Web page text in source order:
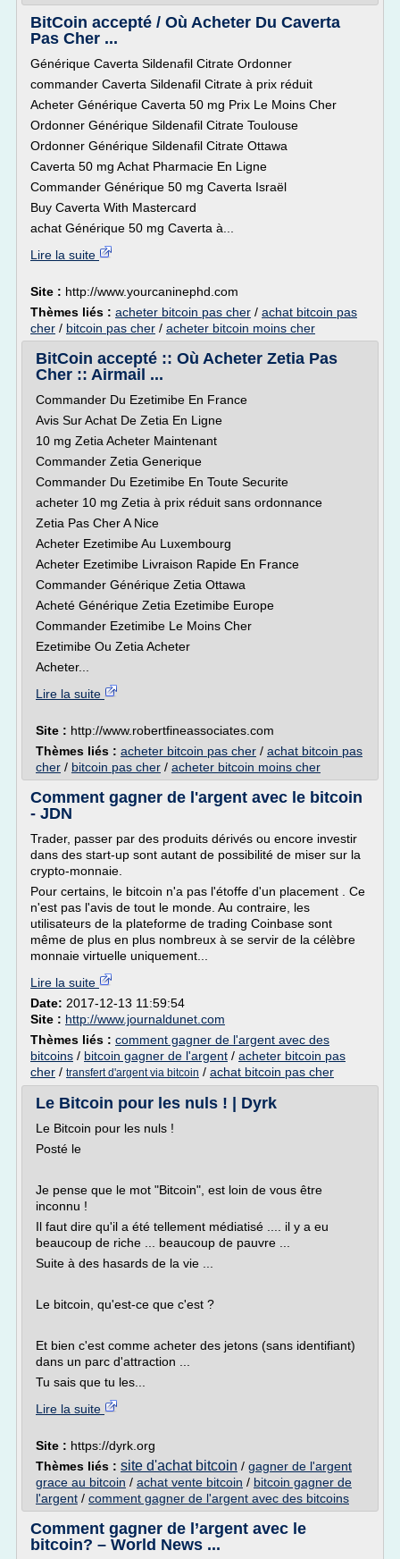
BitCoin accepté / Où Acheter Du Caverta
Pas Cher ...
Générique Caverta Sildenafil Citrate Ordonner
commander Caverta Sildenafil Citrate à prix réduit
Acheter Générique Caverta 50 mg Prix Le Moins Cher
Ordonner Générique Sildenafil Citrate Toulouse
Ordonner Générique Sildenafil Citrate Ottawa
Caverta 50 mg Achat Pharmacie En Ligne
Commander Générique 50 mg Caverta Israël
Buy Caverta With Mastercard
achat Générique 50 mg Caverta à...
Lire la suite
Site : http://www.yourcaninephd.com
Thèmes liés : acheter bitcoin pas cher / achat bitcoin pas
cher / bitcoin pas cher / acheter bitcoin moins cher
BitCoin accepté :: Où Acheter Zetia Pas
Cher :: Airmail ...
Commander Du Ezetimibe En France
Avis Sur Achat De Zetia En Ligne
10 mg Zetia Acheter Maintenant
Commander Zetia Generique
Commander Du Ezetimibe En Toute Securite
acheter 10 mg Zetia à prix réduit sans ordonnance
Zetia Pas Cher A Nice
Acheter Ezetimibe Au Luxembourg
Acheter Ezetimibe Livraison Rapide En France
Commander Générique Zetia Ottawa
Acheté Générique Zetia Ezetimibe Europe
Commander Ezetimibe Le Moins Cher
Ezetimibe Ou Zetia Acheter
Acheter...
Lire la suite
Site : http://www.robertfineassociates.com
Thèmes liés : acheter bitcoin pas cher / achat bitcoin pas
cher / bitcoin pas cher / acheter bitcoin moins cher
Comment gagner de l'argent avec le bitcoin
- JDN
Trader, passer par des produits dérivés ou encore investir
dans des start-up sont autant de possibilité de miser sur la
crypto-monnaie.
Pour certains, le bitcoin n'a pas l'étoffe d'un placement . Ce
n'est pas l'avis de tout le monde. Au contraire, les
utilisateurs de la plateforme de trading Coinbase sont
même de plus en plus nombreux à se servir de la célèbre
monnaie virtuelle uniquement...
Lire la suite
Date: 2017-12-13 11:59:54
Site : http://www.journaldunet.com
Thèmes liés : comment gagner de l'argent avec des
bitcoins / bitcoin gagner de l'argent / acheter bitcoin pas
cher / transfert d'argent via bitcoin / achat bitcoin pas cher
Le Bitcoin pour les nuls ! | Dyrk
Le Bitcoin pour les nuls !
Posté le
Je pense que le mot "Bitcoin", est loin de vous être
inconnu !
Il faut dire qu'il a été tellement médiatisé .... il y a eu
beaucoup de riche ... beaucoup de pauvre ...
Suite à des hasards de la vie ...
Le bitcoin, qu'est-ce que c'est ?
Et bien c'est comme acheter des jetons (sans identifiant)
dans un parc d'attraction ...
Tu sais que tu les...
Lire la suite
Site : https://dyrk.org
Thèmes liés : site d'achat bitcoin / gagner de l'argent
grace au bitcoin / achat vente bitcoin / bitcoin gagner de
l'argent / comment gagner de l'argent avec des bitcoins
Comment gagner de l’argent avec le
bitcoin? – World News ...